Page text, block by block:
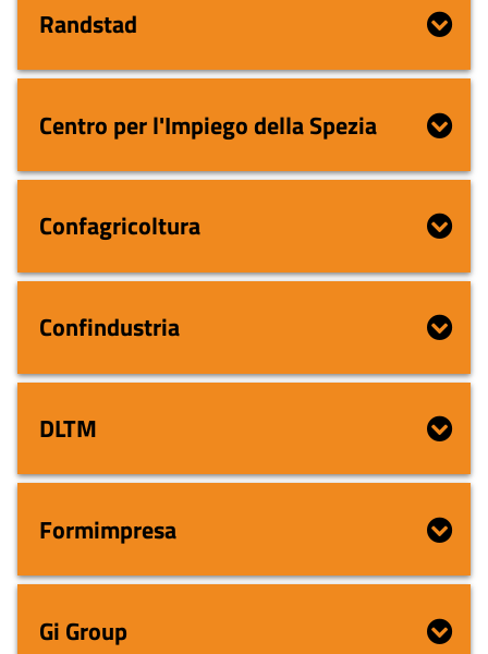
Randstad
Centro per l'Impiego della Spezia
Confagricoltura
Confindustria
DLTM
Formimpresa
Gi Group